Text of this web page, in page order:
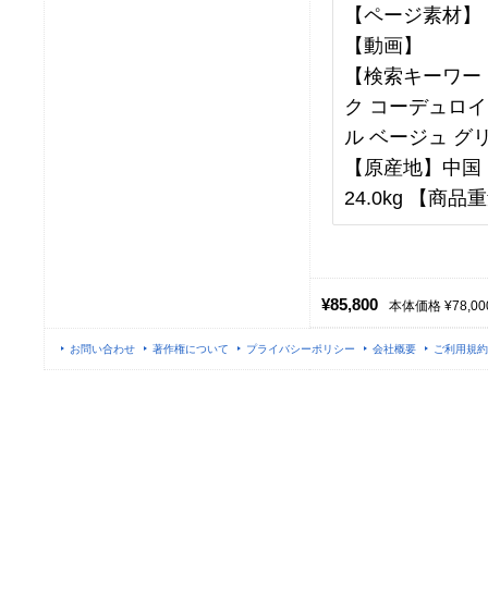
【ページ素材】
【動画】
【検索キーワ
ク コーデュロ
ル ベージュ グ
【原産地】中
24.0kg 【商品
¥85,800 本体価格
お問い合わせ 著作権について プライバシーポリシー 会社概要 ご利用規約